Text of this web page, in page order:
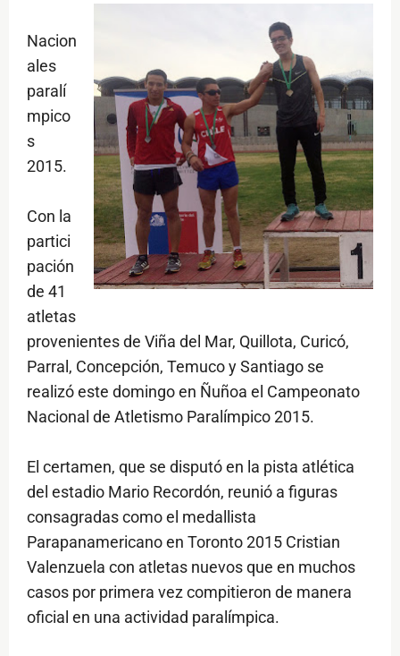
Nacion
ales
paralí
mpico
s
2015.
Con la
partici
pación
de 41
atletas
provenientes de Viña del Mar, Quillota, Curicó,
Parral, Concepción, Temuco y Santiago se
realizó este domingo en Ñuñoa el Campeonato
Nacional de Atletismo Paralímpico 2015.
El certamen, que se disputó en la pista atlética
del estadio Mario Recordón, reunió a figuras
consagradas como el medallista
Parapanamericano en Toronto 2015 Cristian
Valenzuela con atletas nuevos que en muchos
casos por primera vez compitieron de manera
oficial en una actividad paralímpica.